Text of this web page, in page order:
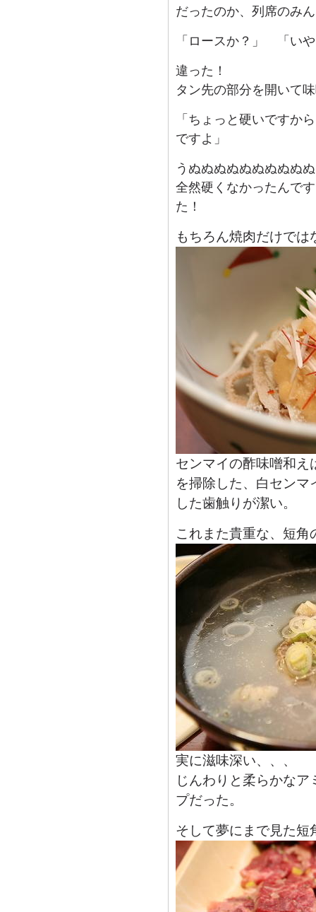
だったのか、列席のみ
「ロースか？」 「い
違った！
タン先の部分を開いて
「ちょっと硬いですか
ですよ」
うぬぬぬぬぬぬぬぬぬ
全然硬くなかったんで
た！
もちろん焼肉だけでは
センマイの酢味噌和え
を掃除した、白セン
した歯触りが潔い。
これまた貴重な、短角
実に滋味深い、、、
じんわりと柔らかな
プだった。
そして夢にまで見た短